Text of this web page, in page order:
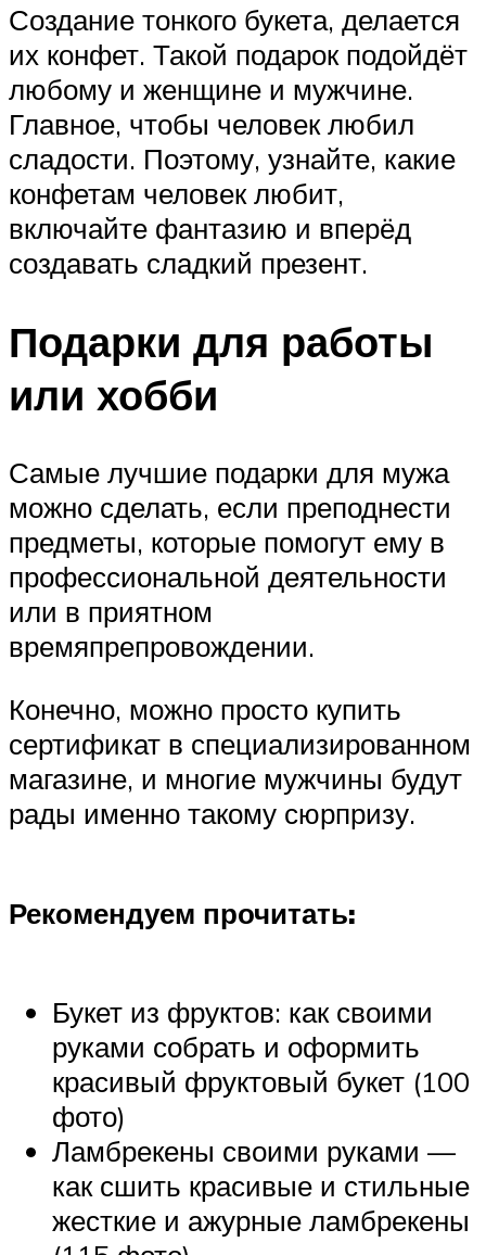
Создание тонкого букета, делается
их конфет. Такой подарок подойдёт
любому и женщине и мужчине.
Главное, чтобы человек любил
сладости. Поэтому, узнайте, какие
конфетам человек любит,
включайте фантазию и вперёд
создавать сладкий презент.
Подарки для работы
или хобби
Самые лучшие подарки для мужа
можно сделать, если преподнести
предметы, которые помогут ему в
профессиональной деятельности
или в приятном
времяпрепровождении.
Конечно, можно просто купить
сертификат в специализированном
магазине, и многие мужчины будут
рады именно такому сюрпризу.
Рекомендуем прочитать:
Букет из фруктов: как своими
руками собрать и оформить
красивый фруктовый букет (100
фото)
Ламбрекены своими руками —
как сшить красивые и стильные
жесткие и ажурные ламбрекены